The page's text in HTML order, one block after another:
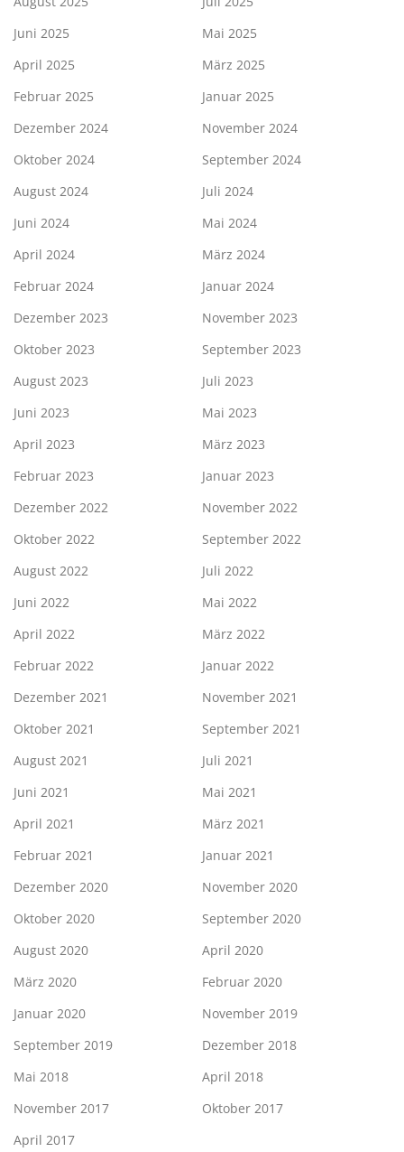
Juni 2025
Mai 2025
April 2025
März 2025
Februar 2025
Januar 2025
Dezember 2024
November 2024
Oktober 2024
September 2024
August 2024
Juli 2024
Juni 2024
Mai 2024
April 2024
März 2024
Februar 2024
Januar 2024
Dezember 2023
November 2023
Oktober 2023
September 2023
August 2023
Juli 2023
Juni 2023
Mai 2023
April 2023
März 2023
Februar 2023
Januar 2023
Dezember 2022
November 2022
Oktober 2022
September 2022
August 2022
Juli 2022
Juni 2022
Mai 2022
April 2022
März 2022
Februar 2022
Januar 2022
Dezember 2021
November 2021
Oktober 2021
September 2021
August 2021
Juli 2021
Juni 2021
Mai 2021
April 2021
März 2021
Februar 2021
Januar 2021
Dezember 2020
November 2020
Oktober 2020
September 2020
August 2020
April 2020
März 2020
Februar 2020
Januar 2020
November 2019
September 2019
Dezember 2018
Mai 2018
April 2018
November 2017
Oktober 2017
April 2017